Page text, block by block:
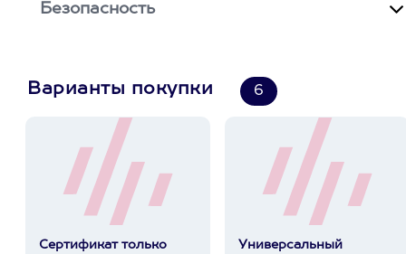
Безопасность
Варианты покупки 6
Сертификат только
Универсальный